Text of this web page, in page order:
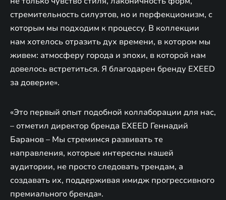
стремительность силуэтов, но и перфекционизм, с
которым мы подходим к процессу. В коллекции
нам хотелось отразить дух времени, в котором мы
живем: атмосферу города и эпохи, в которой нам
довелось встретиться. Я благодарен бренду EXEED
за доверие».
«Это первый опыт подобной коллаборации для нас,
– отметил директор бренда EXEED Геннадий
Баранов – Мы стремимся развивать те
направления, которые интересны нашей
аудитории, не просто следовать трендам, а
создавать их, поддерживая имидж прогрессивного
премиального бренда».